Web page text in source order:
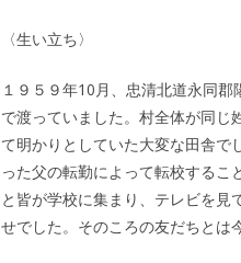
〈生い立ち〉
１９５９年10月、忠清北道永同
で渡っていました。村全体が同じ
て明かりとしていた大変な田舎で
った父の転勤によって転校するこ
と皆が学校に集まり、テレビを
せでした。そのころの友だちとは